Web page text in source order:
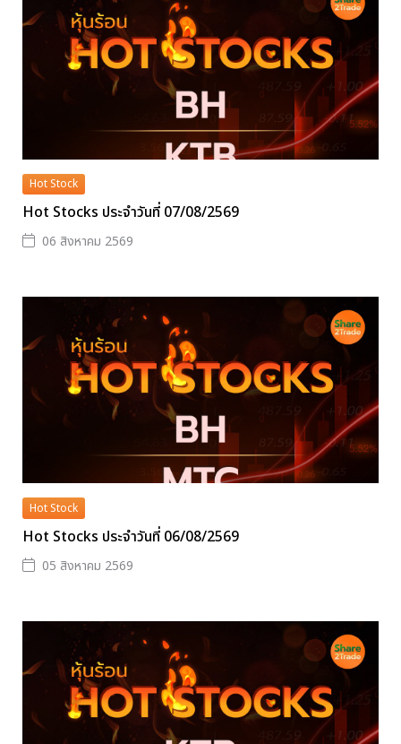
Hot Stock
Hot Stocks ประจำวันที่ 07/08/2569
06 สิงหาคม 2569
Hot Stock
Hot Stocks ประจำวันที่ 06/08/2569
05 สิงหาคม 2569